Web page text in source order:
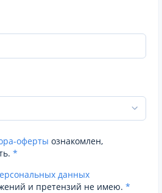
оферты ознакомлен,
*
данных
и претензий не имею. *